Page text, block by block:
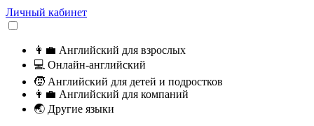
Личный кабинет
👩‍💼 Английский для взрослых
💻 Онлайн-английский
🧒 Английский для детей и подростков
👩‍💼 Английский для компаний
🌏 Другие языки